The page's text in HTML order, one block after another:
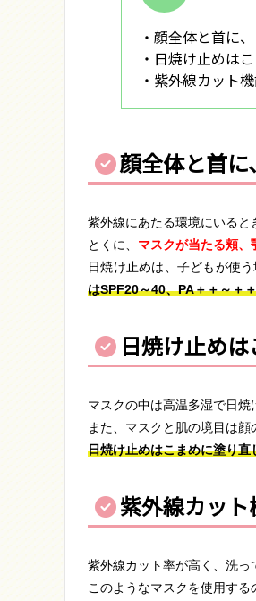
・顔全体と首に
・日焼け止めは
・紫外線カット
顔全体と首
紫外線にあたる環境にいると
とくに、 マスクが当たる頬、
日焼け止めは、子どもが使
はSPF20～40、PA＋＋～＋
日焼け止め
マスクの中は高温多湿で日焼
また、マスクと肌の境目は顔
日焼け止めはこまめに塗り
紫外線カッ
紫外線カット率が高く、洗っ
このようなマスクを使用する